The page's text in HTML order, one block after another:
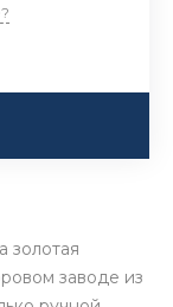
золотая
заводе из